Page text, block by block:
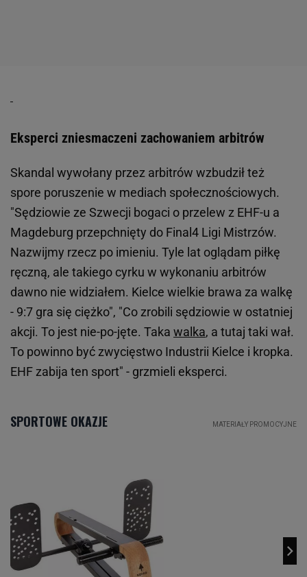
Eksperci zniesmaczeni zachowaniem arbitrów
Skandal wywołany przez arbitrów wzbudził też
spore poruszenie w mediach społecznościowych.
"Sędziowie ze Szwecji bogaci o przelew z EHF-u a
Magdeburg przepchnięty do Final4 Ligi Mistrzów.
Nazwijmy rzecz po imieniu. Tyle lat oglądam piłkę
ręczną, ale takiego cyrku w wykonaniu arbitrów
dawno nie widziałem. Kielce wielkie brawa za walkę
- 9:7 gra się ciężko", "Co zrobili sędziowie w ostatniej
akcji. To jest nie-po-jęte. Taka walka, a tutaj taki wał.
To powinno być zwycięstwo Industrii Kielce i kropka.
EHF zabija ten sport" - grzmieli eksperci.